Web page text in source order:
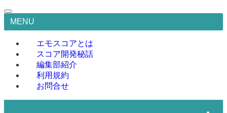
MENU
エモスコアとは
スコア開発秘話
編集部紹介
利用規約
お問合せ